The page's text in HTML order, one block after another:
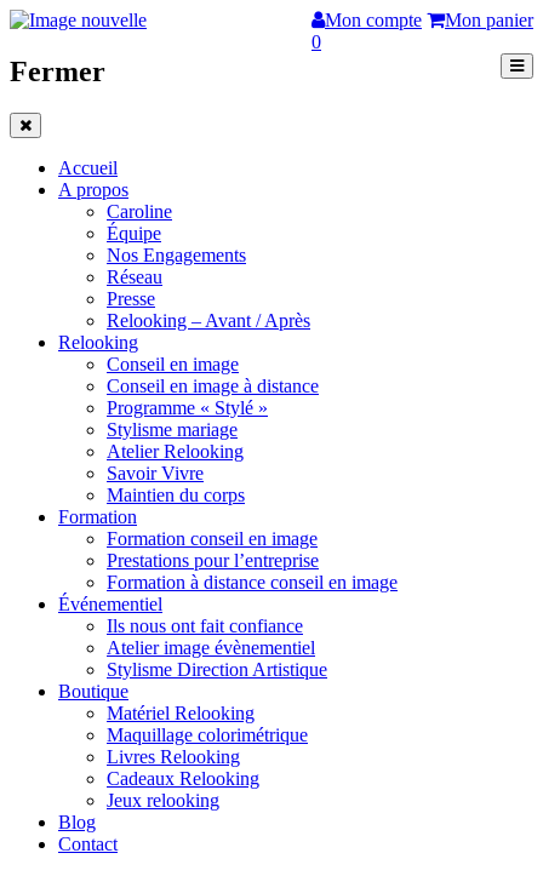
Mon compte
Mon panier
0
Fermer
Accueil
A propos
Caroline
Équipe
Nos Engagements
Réseau
Presse
Relooking – Avant / Après
Relooking
Conseil en image
Conseil en image à distance
Programme « Stylé »
Stylisme mariage
Atelier Relooking
Savoir Vivre
Maintien du corps
Formation
Formation conseil en image
Prestations pour l’entreprise
Formation à distance conseil en image
Événementiel
Ils nous ont fait confiance
Atelier image évènementiel
Stylisme Direction Artistique
Boutique
Matériel Relooking
Maquillage colorimétrique
Livres Relooking
Cadeaux Relooking
Jeux relooking
Blog
Contact